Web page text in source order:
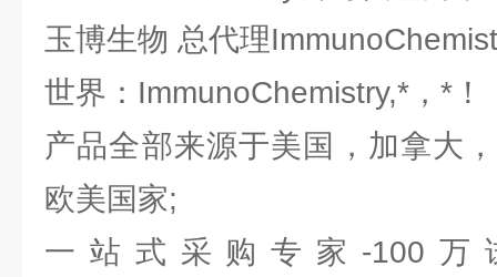
玉博生物 总代理
世界：ImmunoChemistry,*，*
产品全部来源于美国，加拿大
欧美国家;
一站式采购专家-100万